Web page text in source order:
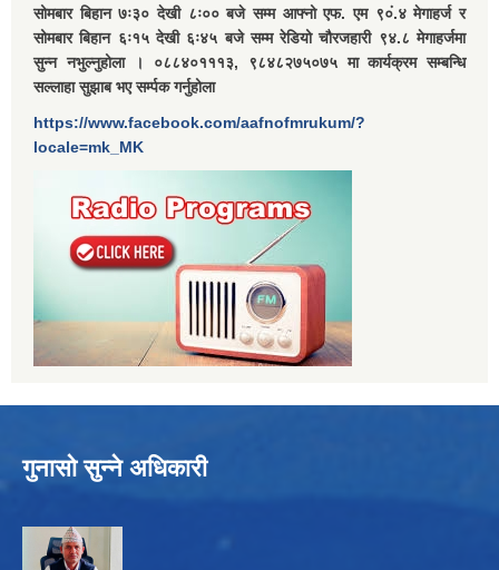
सोमबार बिहान ७ः३० देखी ८ः०० बजे सम्म आफ्नो एफ. एम ९०ं.४ मेगाहर्ज र
सोमबार बिहान ६ः१५ देखी ६ः४५ बजे सम्म रेडियो चौरजहारी ९४.८ मेगाहर्जमा
सुन्न नभुल्नुहोला । ०८८४०१११३, ९८४८२७५०७५ मा कार्यक्रम सम्बन्धि
सल्लाहा सुझाब भए सर्म्पक गर्नुहोला
https://www.facebook.com/aafnofmrukum/?
locale=mk_MK
गुनासो सुन्ने अधिकारी